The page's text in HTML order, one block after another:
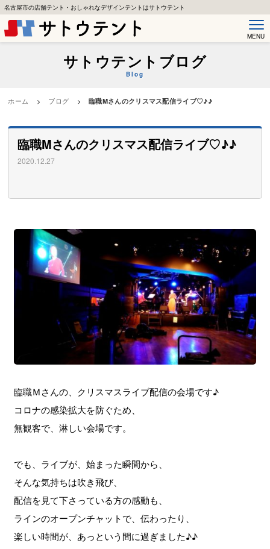
名古屋市の店舗テント・おしゃれなデザインテントはサトウテント
MENU
サトウテントブログ
Blog
ホーム > ブログ > 臨職Mさんのクリスマス配信ライブ♡♪♪
臨職Mさんのクリスマス配信ライブ♡♪♪
2020.12.27
臨職Ｍさんの、クリスマスライブ配信の会場です♪
コロナの感染拡大を防ぐため、
無観客で、淋しい会場です。
でも、ライブが、始まった瞬間から、
そんな気持ちは吹き飛び、
配信を見て下さっている方の感動も、
ラインのオープンチャットで、伝わったり、
楽しい時間が、あっという間に過ぎました♪♪